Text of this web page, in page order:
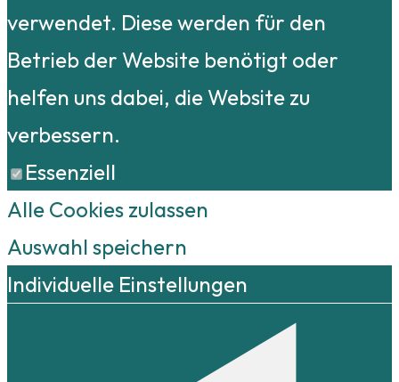
verwendet. Diese werden für den
Betrieb der Website benötigt oder
helfen uns dabei, die Website zu
verbessern.
Essenziell
Alle Cookies zulassen
Auswahl speichern
Individuelle Einstellungen